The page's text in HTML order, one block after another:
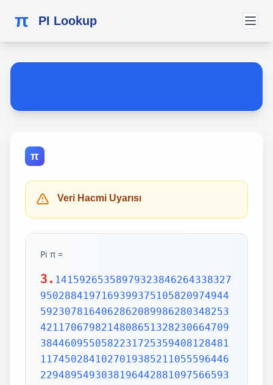
π PI Lookup
π
Veri Hacmi Uyarısı
Pi π =
3. 1415926535897932384626433832795028841971693993751058209749445923078164062862089986280348253421170679821480865132823066470938446095505822317253594081284811174502841027019385211055596446229489549303819644288109756659334461284756482337867831652712019091456485669234603486104543266482133936072602491412737245870066063155881748815209209628292540917153643678925903600113305305488204665213841469519415116094330572703657595919530921861173819326117931051185480744623799627495673518857527248912279381830119491298336733624406566430860213949463952247371907021798609437027705392171762931767523846748184676694051320005681271452635608277857713427577896091736371787214684409012249534301465495853710507922796892589235420199561121290219608640344181598136297747713099605187072113499999983729780499510597317328160963185950244594553469083026425223082533446850352619311881710100031378387528865875332083814206171776691473035982534904287554687311595628638823537875937519577818577805321712268066130019278766111959092164201989380952572010654858632788659361533818279682303019520353018529689957736225994138912497217752834791315155748572424541506959508295331168617278558890750983817546374649393192550604009277016711390098488240128583616035637076601047101819429555961989467678374494482553797747268471040475346462080466842590694912933136770289891521047521620569660240580381501935112533824300355876402474964732639141992726042699227967823547816360093417216412199245863150302861829745557067498385054945885869269956909272107975093029553211653449872027559602364806654991198818347977535663698074265425278625518184175746728909777727938000816470600161452491921732172147723501414419735685481613611573525521334757418494684385233239073941433345477624168625189835694855620992192221842725502542568876717904946016534668049886272327917860857843838279679766814541009538837863609506800642251252051173929848960841284886269456042419652850222106611863067442786220391949450471237137869609563643719172874677646575739624138908658326459958133904780275900994657640789512694683983525957098258226205224894077267194782684826014769909026401363944374553050682034962524517493996514314298091906592509372216964615157098583874105978859597729754989301617539284681382686838689427741559918559252459539594310499725246808459872736446958486538367362226260991246080512438843904512441365497627807977156914359977001296160894416948685558484063534220722258284886481584560285060168427394522674676788952521385225499546667278239864565961163548862305774564980355936345681743241125150760694794510965960940252288797108931456691368672287489405601015033086179286809208747609178249385890097149096759852613655497818931297848216829989487226588048575640142704775551323796414515237462343645428584447952658678210511413547357395231134271661021359695362314429524849371871101457654035902799344037420073105785390621983874478084784896833214457138687519435064302184531910484810053706146806749192781911979399520614196634287544406437451237181921799983910159195618146751426912397489409071864942319615679452080951465502252316038819301420937621378559566389377870830390697920773467221825625996615014215030680384477345492026054146659252014974428507325186660021324340881907104863317346496514539057962685610055081066587969981635747363840525714591028970641401109712062804390397595156771577004203378699360072305587631763594218731251471205329281918261861258673215791984148488291644706095752706957220917567116722910981690915280173506712748583222871835209353965725121083579151369882091444210067510334671103141267111369908658516398315019701651511685171437657618351556508849099898599823873455283316355076479185358932261854896321329330898570642046752590709154814165498594616371802709819943099244889575712828905923233260972997120844335732654893823911932597463667305836041428138830320382490375898524374417029132765618093773444030707469211201913020330380197621101100449293215160842444859637669838952286847831235526582131449576857262433441893039686426243410773226978028073189154411010446823252716201052652272111660396665573092547110557853763466820653109896526918620564769312570586356620185581007293606598764861179104533488503461136576867532494416680396265797877185560845529654126654085306143444318586769751456614068007002378776591344017127494704205622305389945613140711270004078547332699390814546646458807972708266830634328587856983052358089330657574067954571637752542021149557615814002501262285941302164715509792592309907965473761255176567513575178296664547791745011299614890304639947132962107340437518957359614589019389713111790429782856475032031986915140287080859904801094121472213179476477726224142548545403321571853061422881375850430633217518297986622371721591607716692547487389866549494501146540628433663937900397692656721463853067360965712091807638327166416274888800786925602902284721040317211860820419000422966171196377921337575114959501566049631862947265473642523081770367515906735023507283540567040386743513622224771589150495309844489333096340878076932599397805419341447377441842631298608099888687413260472156951623965864573021631598193195167353812974167729478672422924654366800980676928238280689964004824354037014163149658979409243237896907069779422362508221688957383798623001593776471651228935786015881617557829735233446042815126272037343146531977774160319906655418763979293344195215413418994854447345673831624993419131814809277771038638773431772075456545322077709212019051660962804909263601975988281613323166636528619326686336062735676303544776280350450777235547105859548702790814356240145171806246436267945612753181340783303362542327839449753824372058353114771199260638133467768796959703098339130771098704085913374641442822772634659470474587847787201927715280731767907707157213444730605700733492436931138350493163128404251219256517980694113528013147013047816437885185290928545201165839341965621349143415956258658655705526904965209858033850722426482939728584783163057777560688876446248246857926039535277348030480290058760758251047470916439613626760449256274204208320856611906254543372131535958450687724602901618766795240616342522577195429162991930645537799140373404328752628889639958794757291746426357455254079091451357111369410911939325191076020825202618798531887705842972591677813149699009019211697173727847684726860849003377024242916513005005168323364350389517029893922334517220138128069650117844087451960121228599371623130171144484640903890644954440061986907548516026327505298349187407866808818338510228334508504860825039302133219715518430635455007668282949304137765527939751754613953984683393638304746119966538581538420568533862186725233402830871123282789212507712629463229563989898935821167456270102183564622013496715188190973038119800497340723961036854066431939509790190699639552453005450580685501956730229219139339185680344903982059551002263535361920419947455385938102343955449597783779023742161727111723643435439478221818528624085140066604433258885698670543154706965747458550332323342107301545940516553790686627333799585115625784322988273723198987571415957811196358330059408730681216028764962867446047746491599505497374256269010490377819868359381465741268049256487985561453723478673303904688383436346553794986419270563872931748723320837601123029911367938627089438799362016295154133714248928307220126901475466847653576164773794675200490757155527819653621323926406160136358155907422020203187277605277219005561484255518792530343513984425322341576233610642506390497500865627109535919465897514131034822769306247435363256916078154781811528436679570611086153315044521274739245449454236828860613408414863776700961207151249140430272538607648236341433462351897576645216413767969031495019108575984423919862916421939949072362346468441173940326591840443780513338945257423995082965912285085558215725031071257012668302402929525220118726767562204154205161841634847565169998116141010029960783869092916030288400269104140792886215078424516709087000699282120660418371806535567252532567532861291042487761825829765157959847035622262934860034158722980534989650226291748788202734209222245339856264766914905562842503912757710284027998066365825488926488025456610172967026640765590429099456815065265305371829412703369313785178609040708667114965583434347693385781711386455873678123014587687126603489139095620099393610310291616152881384379099042317473363948045759314931405297634757481193567091101377517210080315590248530906692037671922033229094334676851422144773793937517034436619910403375111735471918550464490263655128162288244625759163330391072253837421821408835086573917715096828874782656995995744906617583441375223970968340800535598491754173818839994469748676265516582765848358845314277568790029095170283529716344562129640435231176006651012412006597558512761785838292041974844236080071930457618932349229279650198751872127267507981255470958904556357921221033346697499235630254947802490114195212382815309114079073860251522742995818072471625916685451333123948049470791191532673430282441860414263639548000448002670496248201792896476697583183271314251702969234889627668440323260927524960357996469256504936818360900323809293459588970695365349406034021665443755890045632882250545255640564482465151875471196218443965825337543885690941130315095261793780029741207665147939425902989695946995565761218656196733786236256125216320862869222103274889218654364802296780705765615144632046927906821207388377814233562823608963208068222468012248261177185896381409183903673672220888321513755600372798394004152970028783076670944474560134556417254370906979396122571429894671543578468788614445812314593571984922528471605049221242470141214780573455105008019086996033027634787081081754501193071412233908663938339529425786905076431006383519834389341596131854347546495569781038293097164651438407007073604112373599843452251610507027056235266012764848308407611830130527932054274628654036036745328651057065874882256981579367897669742205750596834408697350201410206723585020072452256326513410559240190274216248439140359989535394590944070469120914093870012645600162374288021092764579310657922955249887275846101264836999892256959688159205600101655256375678